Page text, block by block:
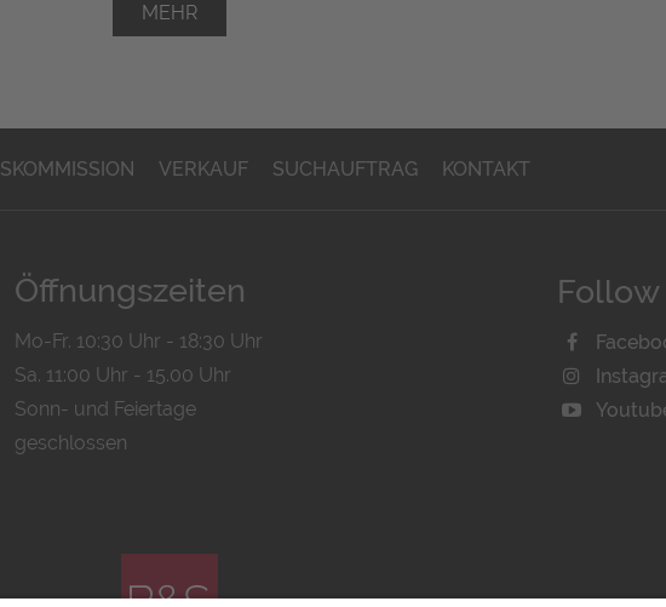
MEHR
VERKAUF SUCHAUFTRAG KONTAKT
Öffnungszeiten
Mo-Fr. 10:30 Uhr - 18:30 Uhr
Sa. 11:00 Uhr - 15.00 Uhr
Sonn- und Feiertage
geschlossen
Follow